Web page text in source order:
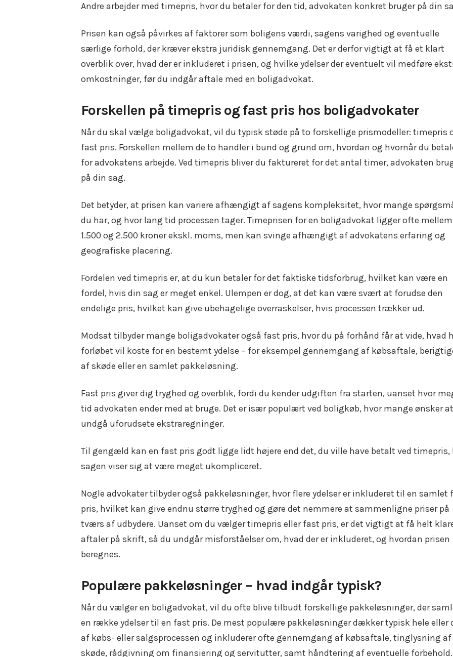
Andre arbejder med timepris, hvor du betaler for den tid, advokaten konkret bruger på din
Prisen kan også påvirkes af faktorer som boligens værdi, sagens varighed og eventuelle
særlige forhold, der kræver ekstra juridisk gennemgang. Det er derfor vigtigt at få et klart
overblik over, hvad der er inkluderet i prisen, og hvilke ydelser der eventuelt vil medføre
omkostninger, før du indgår aftale med en boligadvokat.
Forskellen på timepris og fast pris hos boligadvokater
Når du skal vælge boligadvokat, vil du typisk støde på to forskellige prismodeller: timepris
fast pris. Forskellen mellem de to handler i bund og grund om, hvordan og hvornår du
for advokatens arbejde. Ved timepris bliver du faktureret for det antal timer, advokaten
på din sag.
Det betyder, at prisen kan variere afhængigt af sagens kompleksitet, hvor mange
du har, og hvor lang tid processen tager. Timeprisen for en boligadvokat ligger ofte mellem
1.500 og 2.500 kroner ekskl. moms, men kan svinge afhængigt af advokatens erfaring og
geografiske placering.
Fordelen ved timepris er, at du kun betaler for det faktiske tidsforbrug, hvilket kan være en
fordel, hvis din sag er meget enkel. Ulempen er dog, at det kan være svært at forudse den
endelige pris, hvilket kan give ubehagelige overraskelser, hvis processen trækker ud.
Modsat tilbyder mange boligadvokater også fast pris, hvor du på forhånd får at vide, hvad
forløbet vil koste for en bestemt ydelse – for eksempel gennemgang af købsaftale,
af skøde eller en samlet pakkeløsning.
Fast pris giver dig tryghed og overblik, fordi du kender udgiften fra starten, uanset hvor
tid advokaten ender med at bruge. Det er især populært ved boligkøb, hvor mange ønsker at
undgå uforudsete ekstraregninger.
Til gengæld kan en fast pris godt ligge lidt højere end det, du ville have betalt ved timepris,
sagen viser sig at være meget ukompliceret.
Nogle advokater tilbyder også pakkeløsninger, hvor flere ydelser er inkluderet til en samlet
pris, hvilket kan give endnu større tryghed og gøre det nemmere at sammenligne priser på
tværs af udbydere. Uanset om du vælger timepris eller fast pris, er det vigtigt at få helt
aftaler på skrift, så du undgår misforståelser om, hvad der er inkluderet, og hvordan prisen
beregnes.
Populære pakkeløsninger – hvad indgår typisk?
Når du vælger en boligadvokat, vil du ofte blive tilbudt forskellige pakkeløsninger, der
en række ydelser til en fast pris. De mest populære pakkeløsninger dækker typisk hele eller
af købs- eller salgsprocessen og inkluderer ofte gennemgang af købsaftale, tinglysning af
skøde, rådgivning om finansiering og servitutter, samt håndtering af eventuelle forbehold.